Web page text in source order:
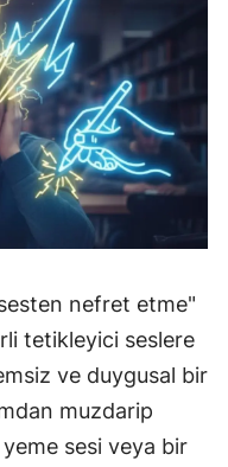
nefret etme"
tetikleyici seslere
ve duygusal bir
muzdarip
sesi veya bir